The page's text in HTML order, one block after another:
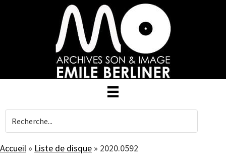
Accueil » Liste de disque » 2020.0592